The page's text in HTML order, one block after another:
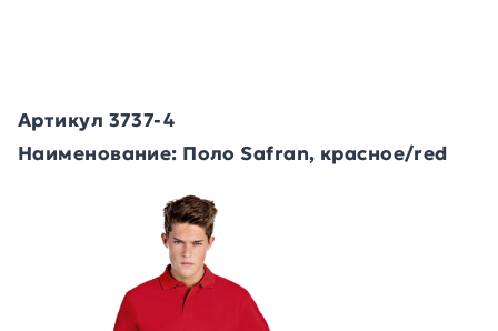
Артикул 3737-4
Наименование: Поло Safran, красное/red